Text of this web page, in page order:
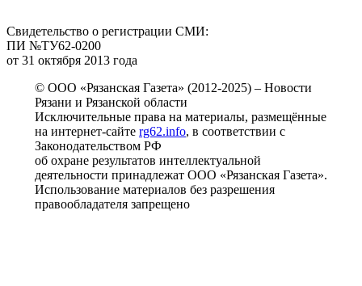
Свидетельство о регистрации СМИ:
ПИ №ТУ62-0200
от 31 октября 2013 года
© ООО «Рязанская Газета» (2012-2025) – Новости
Рязани и Рязанской области
Исключительные права на материалы, размещённые
на интернет-сайте rg62.info, в соответствии с
Законодательством РФ
об охране результатов интеллектуальной
деятельности принадлежат ООО «Рязанская Газета».
Использование материалов без разрешения
правообладателя запрещено